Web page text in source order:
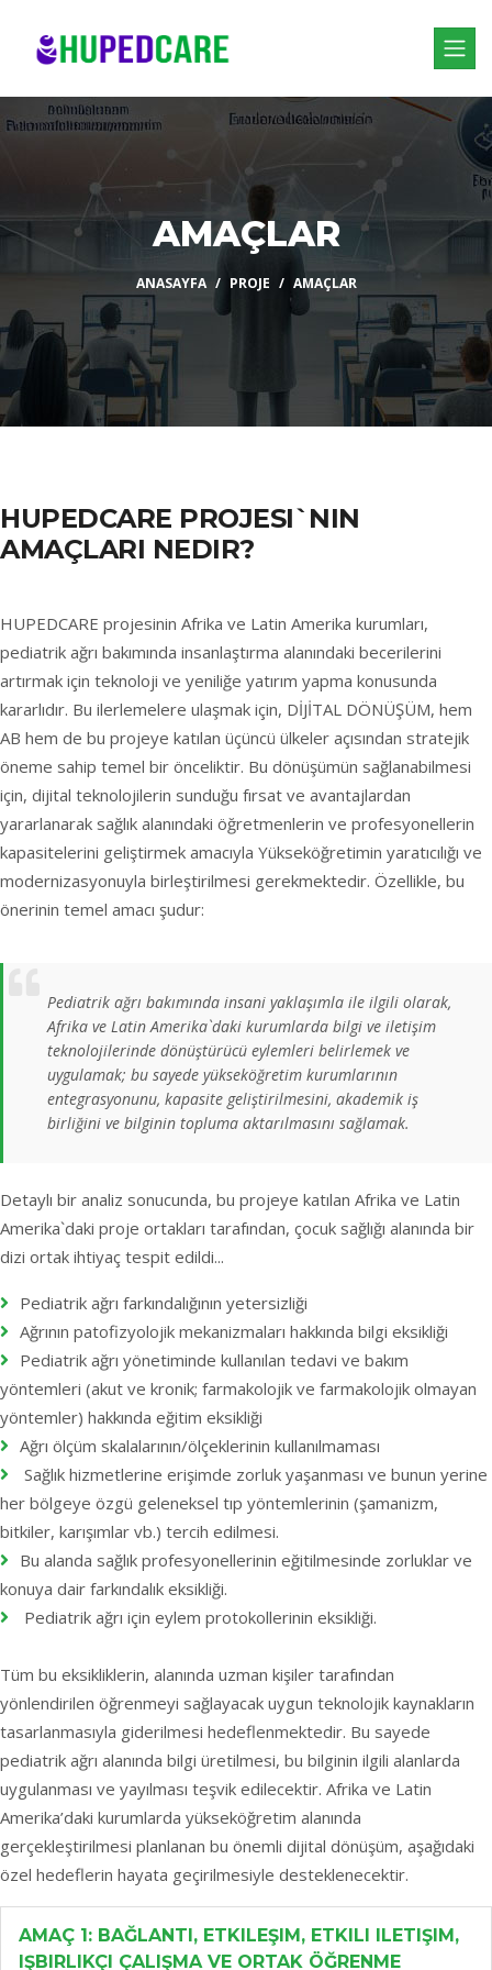
AMAÇLAR
ANASAYFA PROJE AMAÇLAR
HUPEDCARE PROJESI`NIN
AMAÇLARI NEDIR?
HUPEDCARE projesinin Afrika ve Latin Amerika kurumları,
pediatrik ağrı bakımında insanlaştırma alanındaki becerilerini
artırmak için teknoloji ve yeniliğe yatırım yapma konusunda
kararlıdır. Bu ilerlemelere ulaşmak için, DİJİTAL DÖNÜŞÜM, hem
AB hem de bu projeye katılan üçüncü ülkeler açısından stratejik
öneme sahip temel bir önceliktir. Bu dönüşümün sağlanabilmesi
için, dijital teknolojilerin sunduğu fırsat ve avantajlardan
yararlanarak sağlık alanındaki öğretmenlerin ve profesyonellerin
kapasitelerini geliştirmek amacıyla Yükseköğretimin yaratıcılığı ve
modernizasyonuyla birleştirilmesi gerekmektedir. Özellikle, bu
önerinin temel amacı şudur:
Pediatrik ağrı bakımında insani yaklaşımla ile ilgili olarak,
Afrika ve Latin Amerika`daki kurumlarda bilgi ve iletişim
teknolojilerinde dönüştürücü eylemleri belirlemek ve
uygulamak; bu sayede yükseköğretim kurumlarının
entegrasyonunu, kapasite geliştirilmesini, akademik iş
birliğini ve bilginin topluma aktarılmasını sağlamak.
Detaylı bir analiz sonucunda, bu projeye katılan Afrika ve Latin
Amerika`daki proje ortakları tarafından, çocuk sağlığı alanında bir
dizi ortak ihtiyaç tespit edildi...
Pediatrik ağrı farkındalığının yetersizliği
Ağrının patofizyolojik mekanizmaları hakkında bilgi eksikliği
Pediatrik ağrı yönetiminde kullanılan tedavi ve bakım
yöntemleri (akut ve kronik; farmakolojik ve farmakolojik olmayan
yöntemler) hakkında eğitim eksikliği
Ağrı ölçüm skalalarının/ölçeklerinin kullanılmaması
Sağlık hizmetlerine erişimde zorluk yaşanması ve bunun yerine
her bölgeye özgü geleneksel tıp yöntemlerinin (şamanizm,
bitkiler, karışımlar vb.) tercih edilmesi.
Bu alanda sağlık profesyonellerinin eğitilmesinde zorluklar ve
konuya dair farkındalık eksikliği.
Pediatrik ağrı için eylem protokollerinin eksikliği.
Tüm bu eksikliklerin, alanında uzman kişiler tarafından
yönlendirilen öğrenmeyi sağlayacak uygun teknolojik kaynakların
tasarlanmasıyla giderilmesi hedeflenmektedir. Bu sayede
pediatrik ağrı alanında bilgi üretilmesi, bu bilginin ilgili alanlarda
uygulanması ve yayılması teşvik edilecektir. Afrika ve Latin
Amerika’daki kurumlarda yükseköğretim alanında
gerçekleştirilmesi planlanan bu önemli dijital dönüşüm, aşağıdaki
özel hedeflerin hayata geçirilmesiyle desteklenecektir.
AMAÇ 1: BAĞLANTI, ETKILEŞIM, ETKILI ILETIŞIM,
IŞBIRLIKÇI ÇALIŞMA VE ORTAK ÖĞRENME